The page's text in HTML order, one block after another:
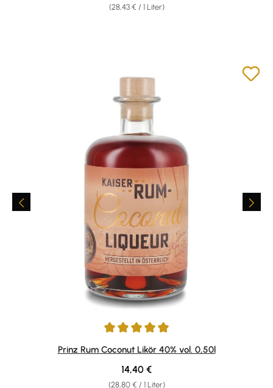
(28,43 € / 1 Liter)
Durchschnittliche Bewertung von 4.92 von 5 Sternen
Prinz Rum Coconut Likör 40% vol. 0,50l
(28,80 € / 1 Liter)
Regulärer Preis:
14,40 €